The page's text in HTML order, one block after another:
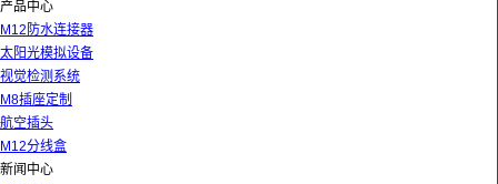
产品中心
M12防水连接器
太阳光模拟设备
视觉检测系统
M8插座定制
航空插头
M12分线盒
新闻中心